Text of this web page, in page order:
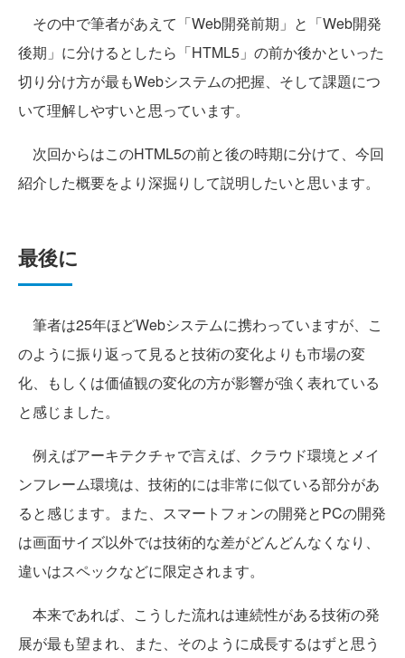
その中で筆者があえて「Web開発前期」と「Web開発
後期」に分けるとしたら「HTML5」の前か後かといった
切り分け方が最もWebシステムの把握、そして課題につ
いて理解しやすいと思っています。
次回からはこのHTML5の前と後の時期に分けて、今回
紹介した概要をより深掘りして説明したいと思います。
最後に
筆者は25年ほどWebシステムに携わっていますが、こ
のように振り返って見ると技術の変化よりも市場の変
化、もしくは価値観の変化の方が影響が強く表れている
と感じました。
例えばアーキテクチャで言えば、クラウド環境とメイ
ンフレーム環境は、技術的には非常に似ている部分があ
ると感じます。また、スマートフォンの開発とPCの開発
は画面サイズ以外では技術的な差がどんどんなくなり、
違いはスペックなどに限定されます。
本来であれば、こうした流れは連続性がある技術の発
展が最も望まれ、また、そのように成長するはずと思う